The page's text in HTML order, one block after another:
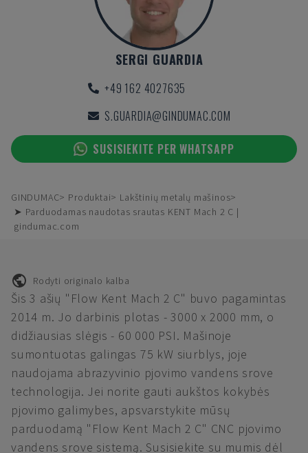
SERGI GUARDIA
+49 162 4027635
S.GUARDIA@GINDUMAC.COM
SUSISIEKITE PER WHATSAPP
GINDUMAC Produktai
Lakštinių metalų mašinos
➤ Parduodamas naudotas srautas KENT Mach 2 C |
gindumac.com
Rodyti originalo kalba
Šis 3 ašių "Flow Kent Mach 2 C" buvo pagamintas
2014 m. Jo darbinis plotas - 3000 x 2000 mm, o
didžiausias slėgis - 60 000 PSI. Mašinoje
sumontuotas galingas 75 kW siurblys, joje
naudojama abrazyvinio pjovimo vandens srove
technologija. Jei norite gauti aukštos kokybės
pjovimo galimybes, apsvarstykite mūsų
parduodamą "Flow Kent Mach 2 C" CNC pjovimo
vandens srove sistemą. Susisiekite su mumis dėl